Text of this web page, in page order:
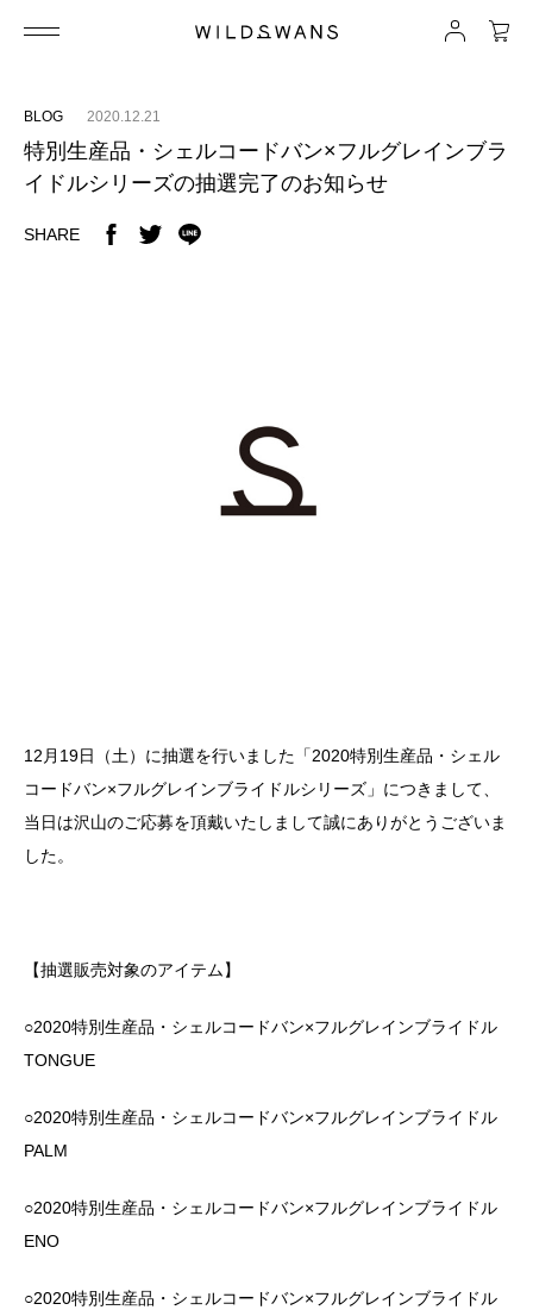
BLOG 2020.12.21
特別生産品・シェルコードバン×フルグレインブラ
イドルシリーズの抽選完了のお知らせ
SHARE
12月19日（土）に抽選を行いました「2020特別生産品・シェル
コードバン×フルグレインブライドルシリーズ」につきまして、
当日は沢山のご応募を頂戴いたしまして誠にありがとうございま
した。
【抽選販売対象のアイテム】
○2020特別生産品・シェルコードバン×フルグレインブライドル
TONGUE
○2020特別生産品・シェルコードバン×フルグレインブライドル
PALM
○2020特別生産品・シェルコードバン×フルグレインブライドル
ENO
○2020特別生産品・シェルコードバン×フルグレインブライドル